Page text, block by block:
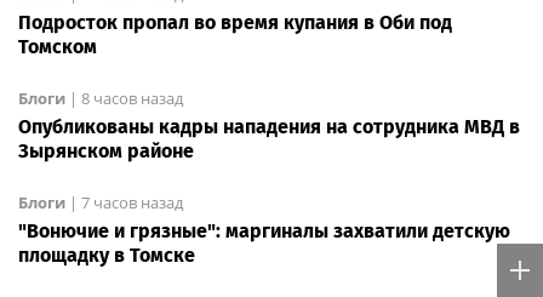
Подросток пропал во время купания в Оби под
Томском
Блоги | 8 часов назад
Опубликованы кадры нападения на сотрудника МВД в
Зырянском районе
Блоги | 7 часов назад
"Вонючие и грязные": маргиналы захватили детскую
площадку в Томске